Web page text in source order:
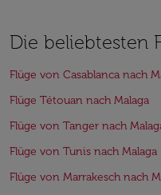
Die beliebtesten
Flüge von Casablanca nach
Flüge Tétouan nach Malaga
Flüge von Tanger nach
Flüge von Tunis nach Malaga
Flüge von Marrakesch nach